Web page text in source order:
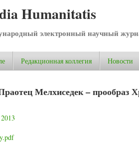
Humanitatis
электронный научный
Редакционная коллегия Новости
Мелхиседек – прообраз